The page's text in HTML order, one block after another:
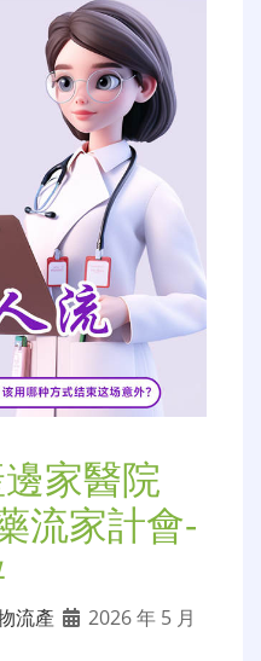
家醫院
流家計會-
流產
2026 年 5 月